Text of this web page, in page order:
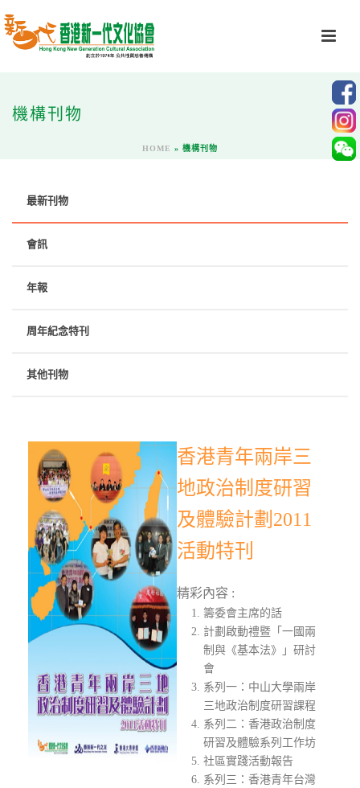
機構刊物
HOME » 機構刊物
最新刊物
會訊
年報
周年紀念特刊
其他刊物
香港青年兩岸三
地政治制度研習
及體驗計劃2011
活動特刊
精彩內容 :
籌委會主席的話
計劃啟動禮暨「一國兩
制與《基本法》」研討
會
系列一：中山大學兩岸
三地政治制度研習課程
系列二：香港政治制度
研習及體驗系列工作坊
社區實踐活動報告
系列三：香港青年台灣